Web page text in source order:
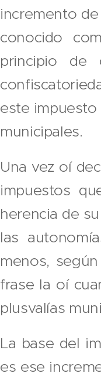
incremento
conocido
principio de
este impuesto
municipales.
Una vez oí
impuestos
herencia de
las
menos,
frase la oí
plusvalías
La base del
es ese